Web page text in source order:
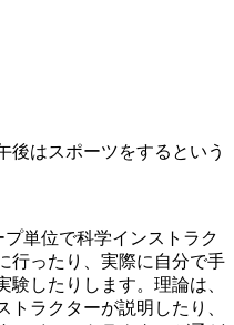
後はスポーツをするという
単位で科学インストラク
行ったり、実際に自分で手
験したりします。理論は、
ラクターが説明したり、